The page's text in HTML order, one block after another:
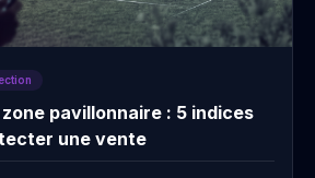
pavillonnaire : 5 indices
une vente